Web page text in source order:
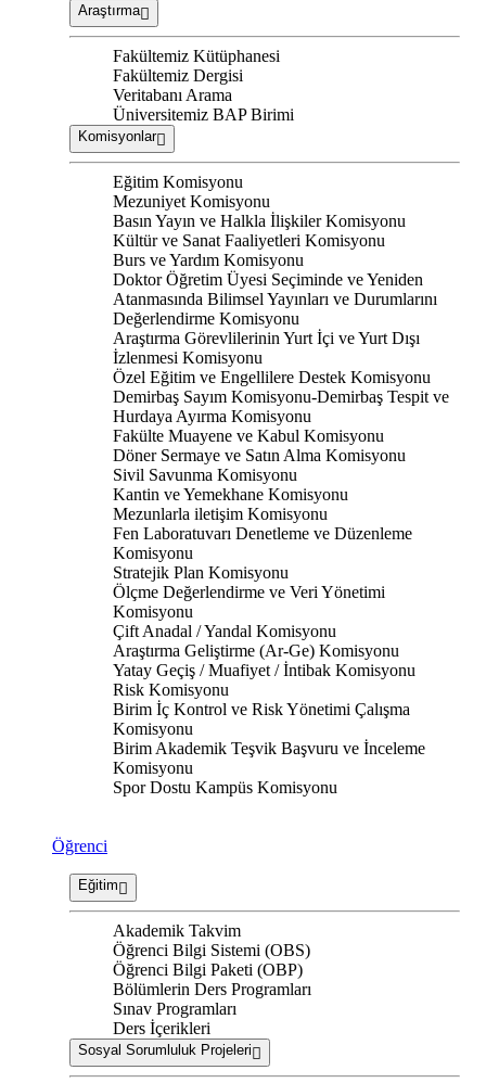
Araştırma
Fakültemiz Kütüphanesi
Fakültemiz Dergisi
Veritabanı Arama
Üniversitemiz BAP Birimi
Komisyonlar
Eğitim Komisyonu
Mezuniyet Komisyonu
Basın Yayın ve Halkla İlişkiler Komisyonu
Kültür ve Sanat Faaliyetleri Komisyonu
Burs ve Yardım Komisyonu
Doktor Öğretim Üyesi Seçiminde ve Yeniden
Atanmasında Bilimsel Yayınları ve Durumlarını
Değerlendirme Komisyonu
Araştırma Görevlilerinin Yurt İçi ve Yurt Dışı
İzlenmesi Komisyonu
Özel Eğitim ve Engellilere Destek Komisyonu
Demirbaş Sayım Komisyonu-Demirbaş Tespit ve
Hurdaya Ayırma Komisyonu
Fakülte Muayene ve Kabul Komisyonu
Döner Sermaye ve Satın Alma Komisyonu
Sivil Savunma Komisyonu
Kantin ve Yemekhane Komisyonu
Mezunlarla iletişim Komisyonu
Fen Laboratuvarı Denetleme ve Düzenleme
Komisyonu
Stratejik Plan Komisyonu
Ölçme Değerlendirme ve Veri Yönetimi
Komisyonu
Çift Anadal / Yandal Komisyonu
Araştırma Geliştirme (Ar-Ge) Komisyonu
Yatay Geçiş / Muafiyet / İntibak Komisyonu
Risk Komisyonu
Birim İç Kontrol ve Risk Yönetimi Çalışma
Komisyonu
Birim Akademik Teşvik Başvuru ve İnceleme
Komisyonu
Spor Dostu Kampüs Komisyonu
Öğrenci
Eğitim
Akademik Takvim
Öğrenci Bilgi Sistemi (OBS)
Öğrenci Bilgi Paketi (OBP)
Bölümlerin Ders Programları
Sınav Programları
Ders İçerikleri
Sosyal Sorumluluk Projeleri